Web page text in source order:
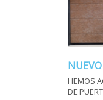
HEMOS
DE